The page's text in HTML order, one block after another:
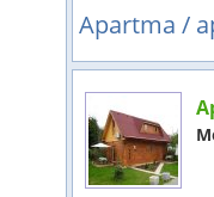
Apartma /